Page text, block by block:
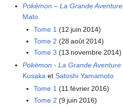
Pokémon – La Grande Aventure
Mato
Tome 1 (12 juin 2014)
Tome 2 (28 août 2014)
Tome 3 (13 novembre 2014)
Pokémon - La Grande Aventure
Kusaka etSatoshi Yamamoto
Tome 1 (11 février 2016)
Tome 2 (9 juin 2016)